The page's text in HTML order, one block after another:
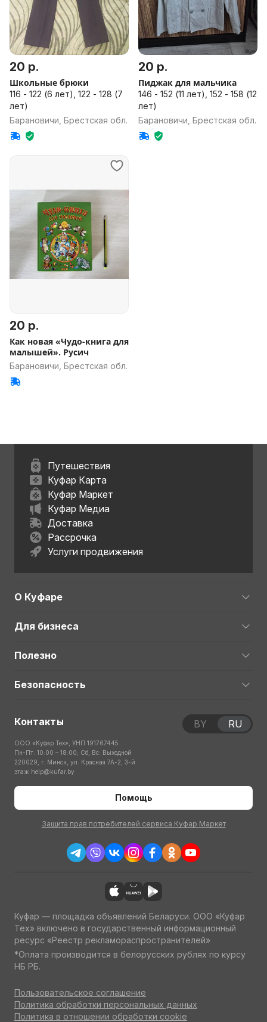
20 р.
Школьные брюки
116 - 122 (6 лет), 122 - 128 (7
лет)
Барановичи, Брестская обл.
20 р.
Пиджак для мальчика
146 - 152 (11 лет), 152 - 158 (12
лет)
Барановичи, Брестская обл.
20 р.
Как новая «Чудо-книга для
малышей». Русич
Барановичи, Брестская обл.
Путешествия
Куфар Карта
Куфар Маркет
Куфар Медиа
Доставка
Рассрочка
Услуги продвижения
О Куфаре
Для бизнеса
Полезно
Безопасность
Контакты
ООО «Куфар Тех», УНП 191767445
Пн-Пт: 10:00 – 18:00; Сб, Вс: Выходной
220029, г. Минск, ул. Красная 7А-2, 3-й
этаж help@kufar.by
Помощь
Защита прав потребителей сервиса Куфар Маркет
BY RU
Куфар — площадка объявлений Беларуси. ООО «Куфар
Тех» включено в государственный информационный
ресурс «Реестр рекламораспространителей»
*Оплата производится в белорусских рублях по курсу
НБ РБ.
Пользовательское соглашение
Политика обработки персональных данных
Политика в отношении обработки cookie